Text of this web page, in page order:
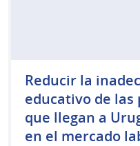
Reducir la
educativo de
que llegan a
en el mercado